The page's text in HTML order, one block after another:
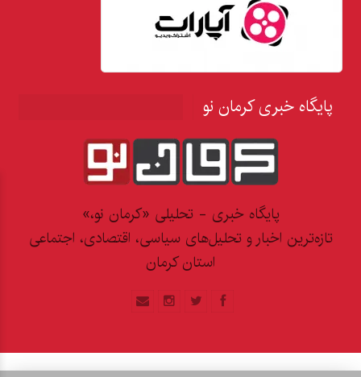
پایگاه خبری کرمان نو
پایگاه خبری - تحلیلی «کرمان نو،»
تازه‌ترین اخبار و تحلیل‌های سیاسی، اقتصادی، اجتماعی
استان کرمان